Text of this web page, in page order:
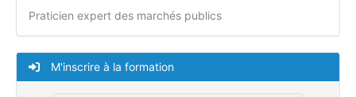
Praticien expert des marchés publics
M'inscrire à la formation